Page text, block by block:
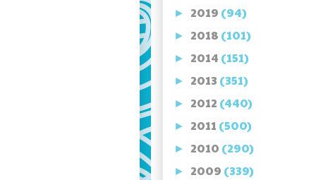
► 2019 (94)
► 2018 (101)
► 2014 (151)
► 2013 (351)
► 2012 (440)
► 2011 (500)
► 2010 (290)
► 2009 (339)